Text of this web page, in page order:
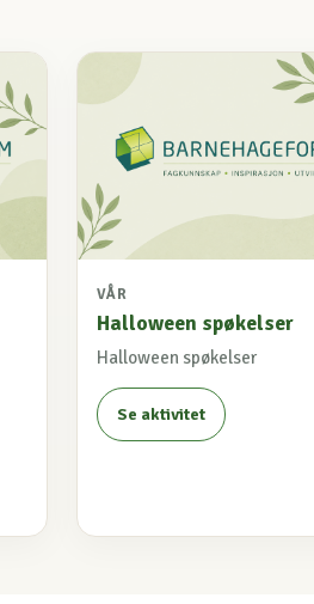
VÅR
Halloween spøkelser
Halloween spøkelser
Se aktivitet